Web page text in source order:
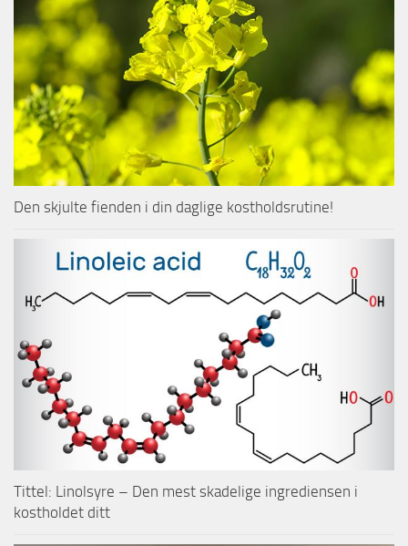
Den skjulte fienden i din daglige kostholdsrutine!
Tittel: Linolsyre – Den mest skadelige ingrediensen i
kostholdet ditt